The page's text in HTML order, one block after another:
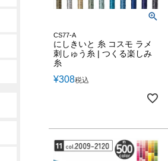
CS77-A
にしきいと 糸 コスモ ラメ
刺しゅう糸 | つくる楽しみ
糸
¥308税込